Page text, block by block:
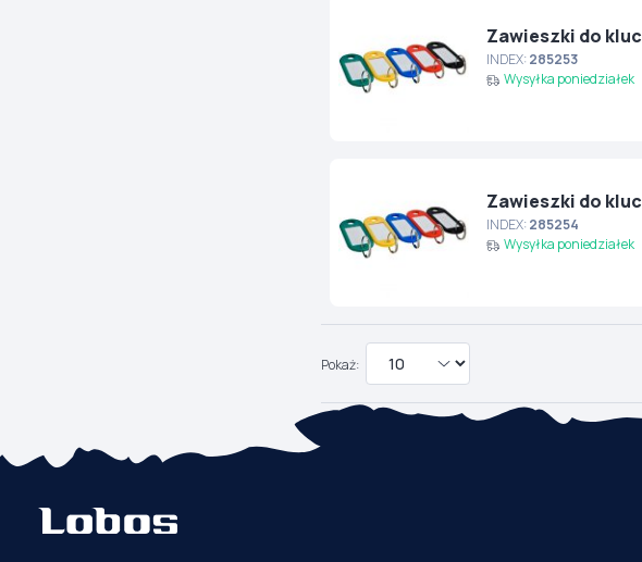
Zawieszki do
INDEX:285253
Wysyłka poniedziałek
Zawieszki do
INDEX:285254
Wysyłka poniedziałek
Pokaż: